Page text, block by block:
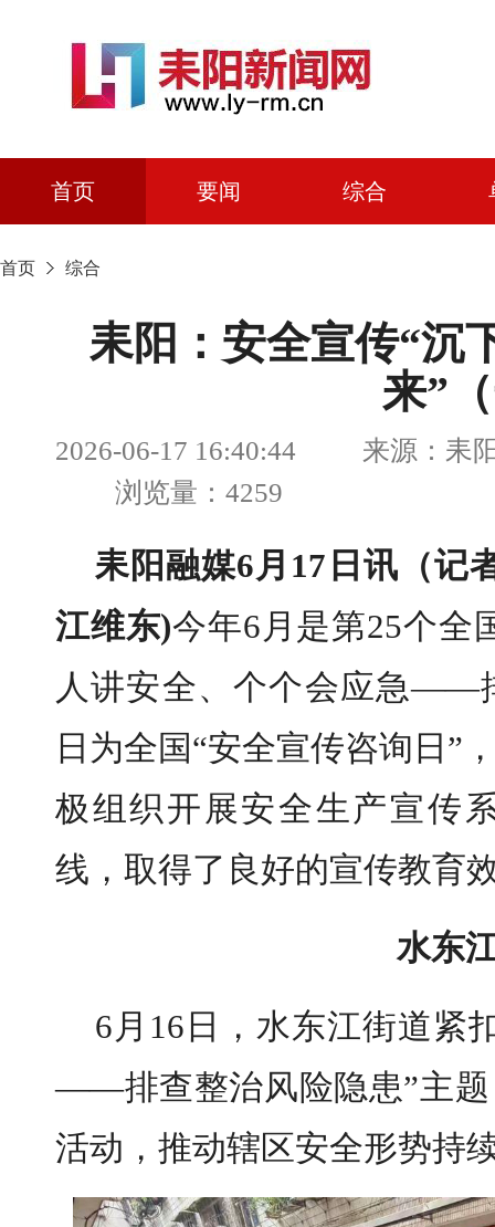
首页 要闻 综合
首页 综合
耒阳：安全宣传“沉
来”
2026-06-17 16:40:44 来源：耒阳
浏览量：4259
耒阳融媒6月17日讯（记
江维东)今年6月是第25个全
人讲安全、个个会应急——
日为全国“安全宣传咨询日”
极组织开展安全生产宣传
线，取得了良好的宣传教育
水东
6月16日，水东江街道紧
——排查整治风险隐患”主题
活动，推动辖区安全形势持